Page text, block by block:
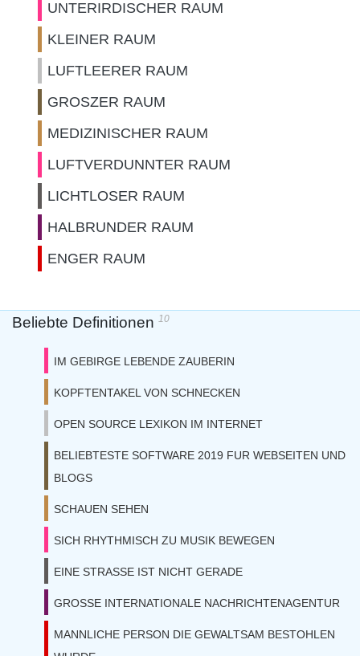
UNTERIRDISCHER RAUM
KLEINER RAUM
LUFTLEERER RAUM
GROSZER RAUM
MEDIZINISCHER RAUM
LUFTVERDUNNTER RAUM
LICHTLOSER RAUM
HALBRUNDER RAUM
ENGER RAUM
Beliebte Definitionen 10
IM GEBIRGE LEBENDE ZAUBERIN
KOPFTENTAKEL VON SCHNECKEN
OPEN SOURCE LEXIKON IM INTERNET
BELIEBTESTE SOFTWARE 2019 FUR WEBSEITEN UND
BLOGS
SCHAUEN SEHEN
SICH RHYTHMISCH ZU MUSIK BEWEGEN
EINE STRASSE IST NICHT GERADE
GROSSE INTERNATIONALE NACHRICHTENAGENTUR
MANNLICHE PERSON DIE GEWALTSAM BESTOHLEN